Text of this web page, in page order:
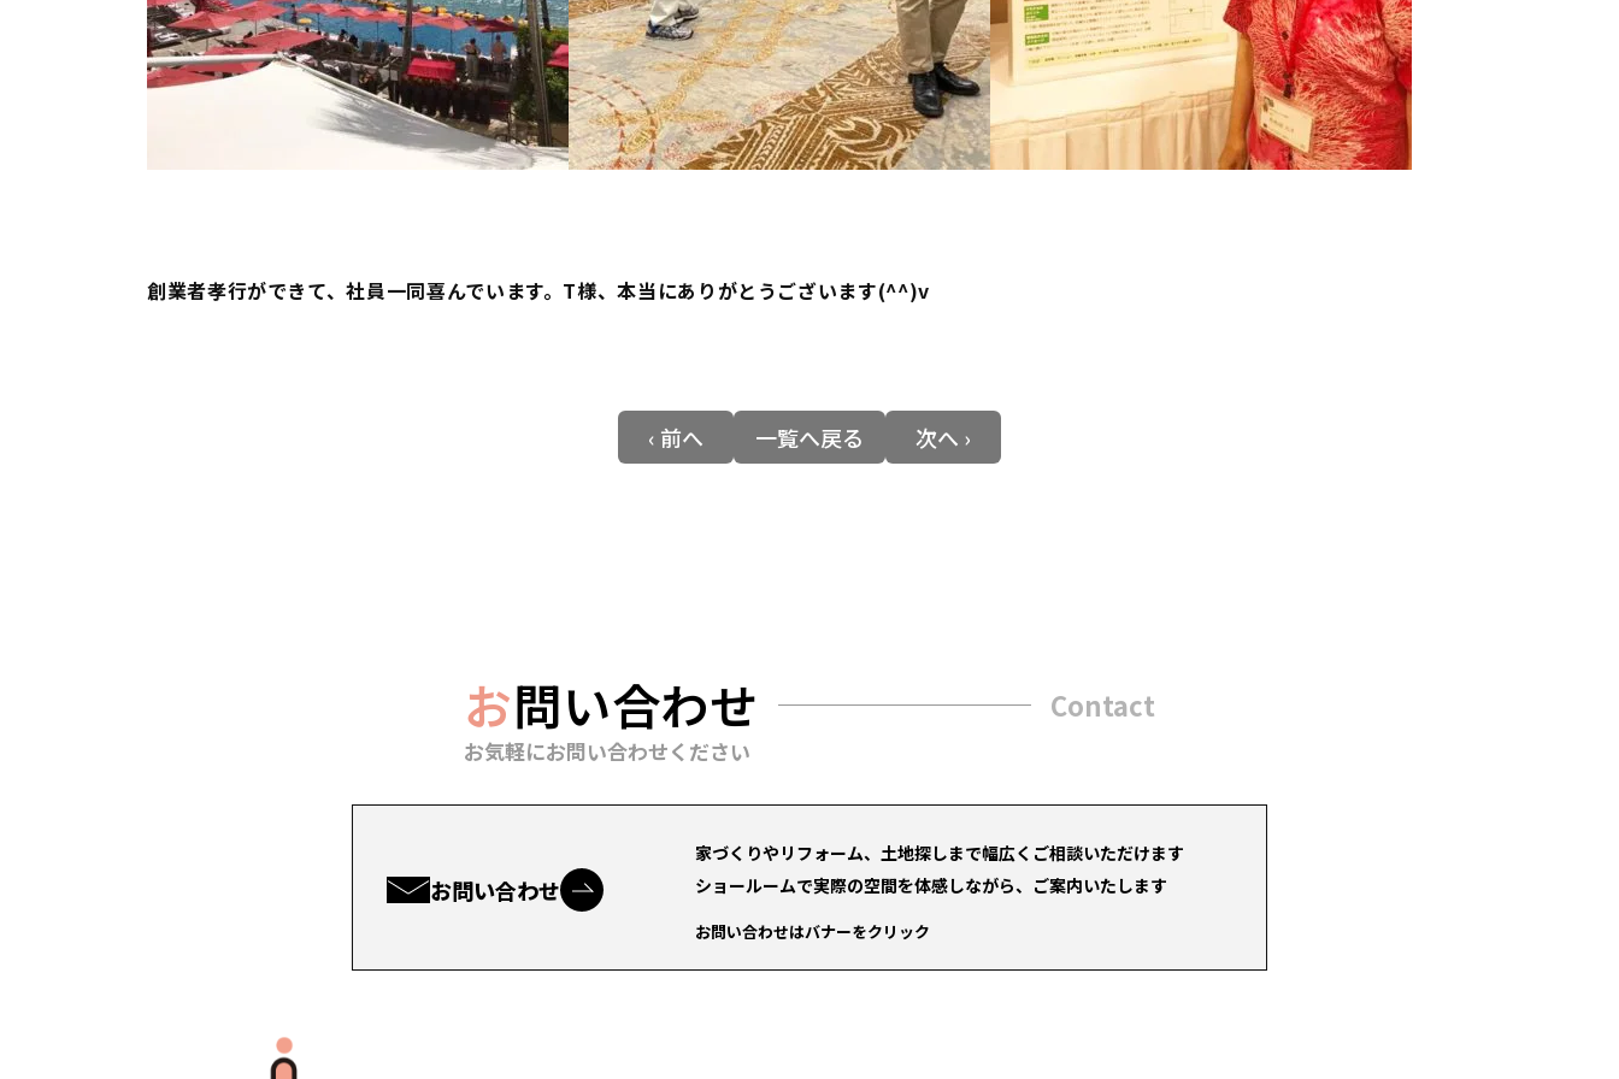
創業者孝行ができて、社員一同喜んでいます。T様、本当にありがとうございます(^^)v
‹ 前へ 一覧へ戻る 次へ ›
お問い合わせ Contact
お気軽にお問い合わせください
お問い合わせ
家づくりやリフォーム、土地探しまで幅広くご相談いただけます
ショールームで実際の空間を体感しながら、ご案内いたします
お問い合わせはバナーをクリック